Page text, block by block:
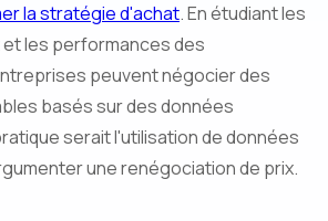
la stratégie d'achat. En étudiant les
les performances des
peuvent négocier des
basés sur des données
serait l'utilisation de données
une renégociation de prix.